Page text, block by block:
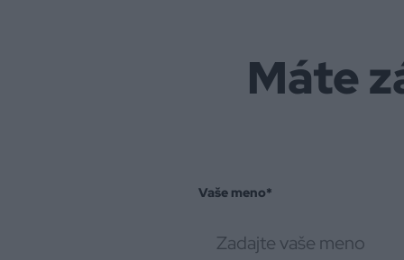
Máte
Vaše meno*